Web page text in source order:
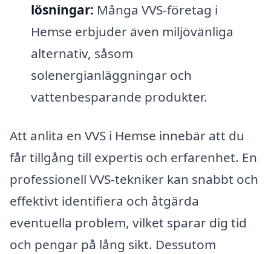
lösningar: Många VVS-företag i
Hemse erbjuder även miljövänliga
alternativ, såsom
solenergianläggningar och
vattenbesparande produkter.
Att anlita en VVS i Hemse innebär att du
får tillgång till expertis och erfarenhet. En
professionell VVS-tekniker kan snabbt och
effektivt identifiera och åtgärda
eventuella problem, vilket sparar dig tid
och pengar på lång sikt. Dessutom